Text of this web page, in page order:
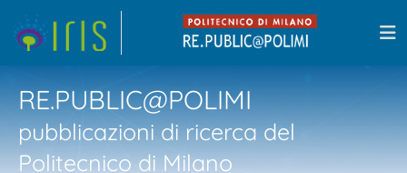
RE.PUBLIC@POLIMI
pubblicazioni di ricerca del
Politecnico di Milano